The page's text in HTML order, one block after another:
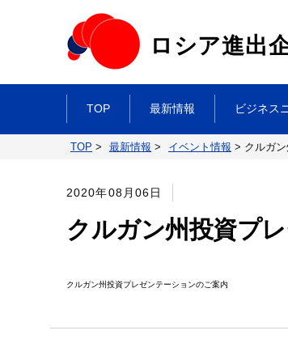
ロシア進出
TOP 最新情報 ビジネス
TOP > 最新情報 > イベント情報 > クルガ
2020年08月06日
クルガン州投資プ
クルガン州投資プレゼンテーションのご案内